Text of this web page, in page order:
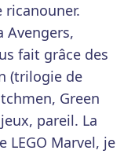
ricanouner.
Avengers,
fait grâce des
(trilogie de
Green
pareil. La
Marvel, je